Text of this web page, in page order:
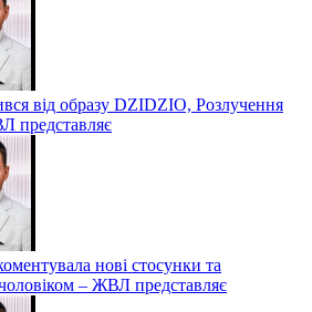
від образу DZIDZIO, Розлучення
представляє
нові стосунки та
– ЖВЛ представляє